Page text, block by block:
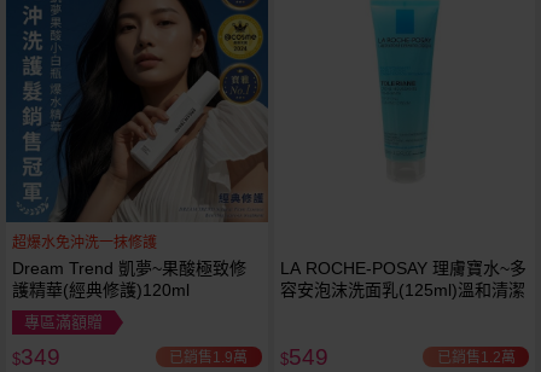
超爆水免沖洗一抹修護
Dream Trend 凱夢~果酸極致修
護精華(經典修護)120ml
專區滿額贈
$349 已銷售1.9萬
LA ROCHE-POSAY 理膚寶水~多
容安泡沫洗面乳(125ml)溫和清潔
$549 已銷售1.2萬